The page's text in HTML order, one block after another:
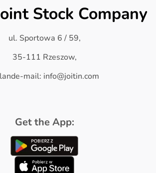
Stock Company
ul. Sportowa 6 / 59,
35-111 Rzeszow,
mail: info@joitin.com
Get the App: